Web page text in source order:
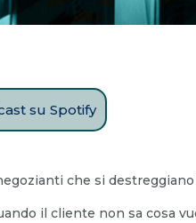
su Spotify
che si
il cliente non sa cosa